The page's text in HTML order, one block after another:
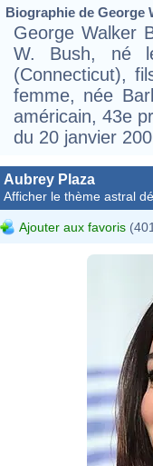
Biographie de George
George Walker
W. Bush, né
(Connecticut),
femme, née
américain, 43e
du 20 janvier
Aubrey Plaza
Afficher le thème astral
Ajouter aux favoris